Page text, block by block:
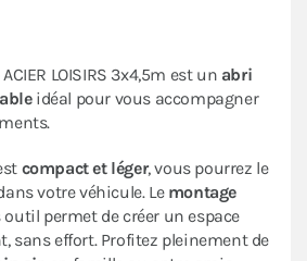
LOISIRS 3x4,5m est un abri
idéal pour vous accompagner
compact et léger, vous pourrez le
votre véhicule. Le montage
outil permet de créer un espace
sans effort. Profitez pleinement de